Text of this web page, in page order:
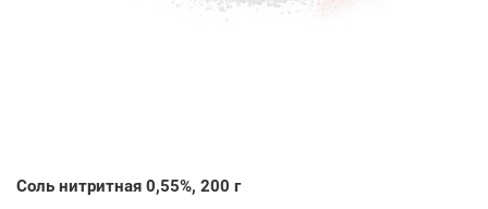
Соль нитритная 0,55%, 200 г